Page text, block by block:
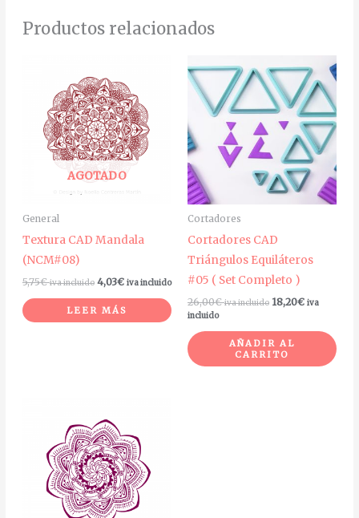
Productos relacionados
AGOTADO
General
Textura CAD Mandala
(NCM#08)
5,75€ iva incluido 4,03€ iva incluido
LEER MÁS
Cortadores
Cortadores CAD
Triángulos Equiláteros
#05 ( Set Completo )
26,00€ iva incluido 18,20€ iva
incluido
AÑADIR AL
CARRITO